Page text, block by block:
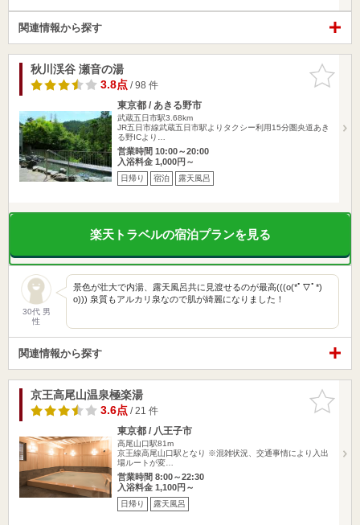
関連情報から探す
お気に入
りに追加
秋川渓谷 瀬音の湯
3.8点/ 98 件
東京都 / あきる野市
武蔵五日市駅3.68km
JR五日市線武蔵五日市駅よりタクシー利用15分圏央道あき
る野ICより…
営業時間 10:00～20:00
入浴料金 1,000円～
日帰り 宿泊 露天風呂
楽天トラベルの宿泊プランを見る
30代 男
性
景色が壮大で内湯、露天風呂共に見渡せるのが最高(((o(*ﾟ▽ﾟ*)
o))) 泉質もアルカリ泉なので肌が綺麗になりました！
関連情報から探す
お気に入
りに追加
京王高尾山温泉極楽湯
3.6点/ 21 件
東京都 / 八王子市
高尾山口駅81m
京王線高尾山口駅となり ※混雑状況、交通事情により入出
場ルートが変…
営業時間 8:00～22:30
入浴料金 1,100円～
日帰り 露天風呂